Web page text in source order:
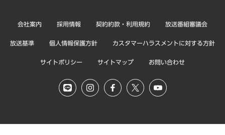
会社案内 採用情報 契約約款・利用規約 放送番組審議会
放送基準 個人情報保護方針 カスタマーハラスメントに対する方針
サイトポリシー サイトマップ お問い合わせ